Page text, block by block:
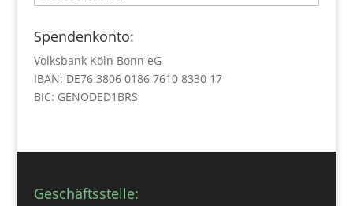
Spendenkonto:
Volksbank Köln Bonn eG
IBAN: DE76 3806 0186 7610 8330 17
BIC: GENODED1BRS
Geschäftsstelle: